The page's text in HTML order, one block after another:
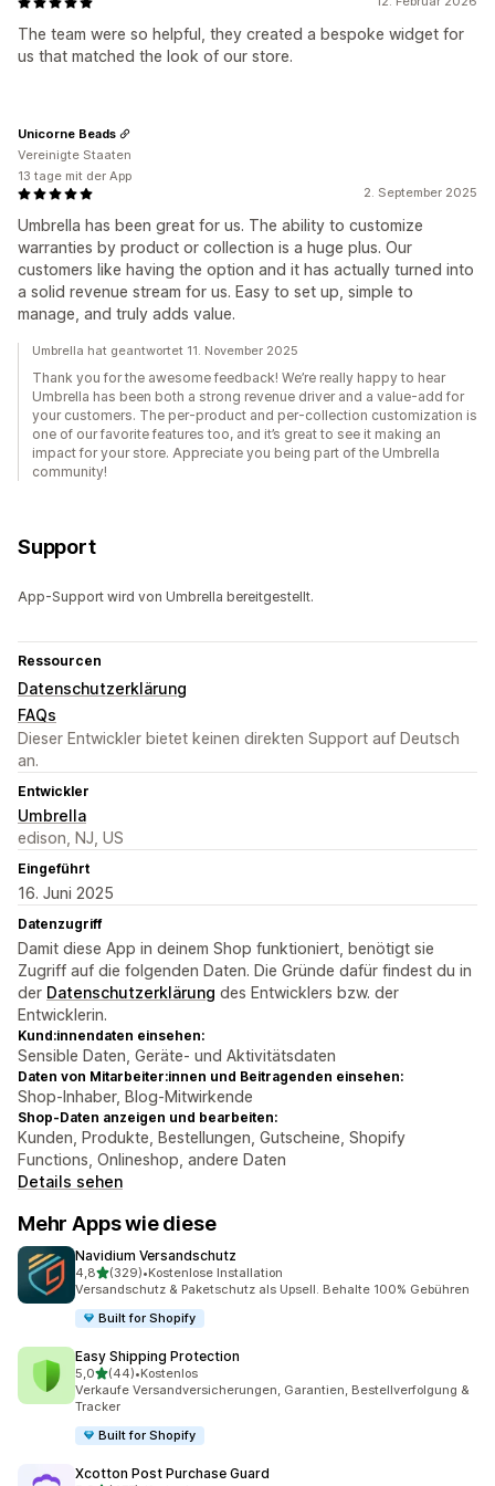
The team were so helpful, they created a bespoke widget for
us that matched the look of our store.
2. September 2025
Umbrella has been great for us. The ability to customize
warranties by product or collection is a huge plus. Our
customers like having the option and it has actually turned into
a solid revenue stream for us. Easy to set up, simple to
manage, and truly adds value.
Unicorne Beads
Vereinigte Staaten
13 tage mit der App
Umbrella hat geantwortet 11. November 2025
Thank you for the awesome feedback! We’re really happy to hear
Umbrella has been both a strong revenue driver and a value-add for
your customers. The per-product and per-collection customization is
one of our favorite features too, and it’s great to see it making an
impact for your store. Appreciate you being part of the Umbrella
community!
Support
App-Support wird von Umbrella bereitgestellt.
Ressourcen
Datenschutzerklärung
FAQs
Dieser Entwickler bietet keinen direkten Support auf Deutsch
an.
Entwickler
Umbrella
edison, NJ, US
Eingeführt
16. Juni 2025
Datenzugriff
Damit diese App in deinem Shop funktioniert, benötigt sie
Zugriff auf die folgenden Daten. Die Gründe dafür findest du in
der Datenschutzerklärung des Entwicklers bzw. der
Entwicklerin.
Kund:innendaten einsehen:
Sensible Daten, Geräte- und Aktivitätsdaten
Daten von Mitarbeiter:innen und Beitragenden einsehen:
Shop-Inhaber, Blog-Mitwirkende
Shop-Daten anzeigen und bearbeiten:
Kunden, Produkte, Bestellungen, Gutscheine, Shopify
Functions, Onlineshop, andere Daten
Details sehen
Mehr Apps wie diese
Navidium Versandschutz
4,8von 5 Sternen
(329)
329 Rezensionen insgesamt
•Kostenlose Installation
Versandschutz & Paketschutz als Upsell. Behalte 100% Gebühren
Built for Shopify
Easy Shipping Protection
5,0von 5 Sternen
(44)
44 Rezensionen insgesamt
•Kostenlos
Verkaufe Versandversicherungen, Garantien, Bestellverfolgung &
Tracker
Built for Shopify
Xcotton Post Purchase Guard